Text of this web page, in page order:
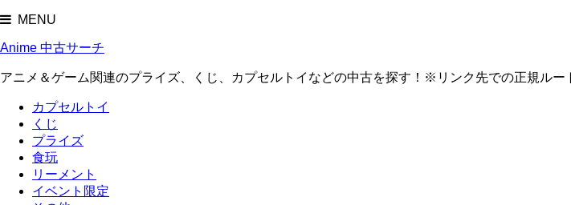
MENU
Anime 中古サーチ
アニメ＆ゲーム関連のプライズ、くじ、カプセルトイなどの中古を探す！※リンク先での正規ルー
カプセルトイ
くじ
プライズ
食玩
リーメント
イベント限定